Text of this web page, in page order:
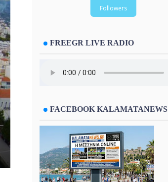
Followers
FREEGR LIVE RADIO
FACEBOOK KALAMATANEWS